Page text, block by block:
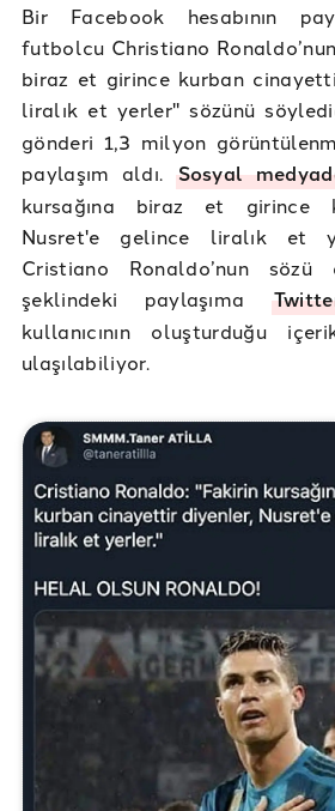
Bir Facebook hesabının
futbolcu Christiano
biraz et girince kurban
liralık et yerler" sözünü
gönderi 1,3 milyon
paylaşım aldı. Sosyal
kursağına biraz et girince
Nusret'e gelince liralık et
Cristiano Ronaldo’nun sözü
şeklindeki paylaşıma
kullanıcının oluşturduğu
ulaşılabiliyor.